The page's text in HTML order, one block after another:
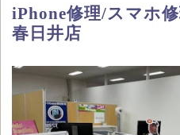
iPhone修理/スマホ
春日井店